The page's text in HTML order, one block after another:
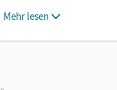
Mehr lesen